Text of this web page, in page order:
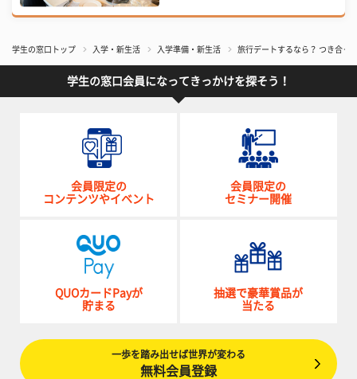
学生の窓口トップ 入学・新生活 入学準備・新生活 旅行デートするなら？ つき合っ
学生の窓口会員になってきっかけを探そう！
会員限定の
コンテンツやイベント
会員限定の
セミナー開催
QUOカードPayが
貯まる
抽選で豪華賞品が
当たる
一歩を踏み出せば世界が変わる
無料会員登録